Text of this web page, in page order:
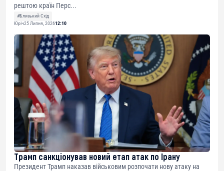
рештою країн Перс...
#Близький Схід
Юріч25 Липня, 202612:10
Трамп санкціонував новий етап атак по Ірану
Президент Трамп наказав військовим розпочати нову атаку на